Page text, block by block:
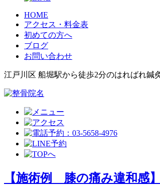
HOME
アクセス・料金表
初めての方へ
ブログ
お問い合わせ
江戸川区 船堀駅から徒歩2分のはればれ鍼
【施術例 膝の痛み違和感